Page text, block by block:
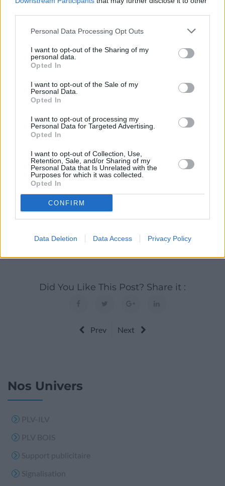
Personal Data Processing Opt Outs
I want to opt-out of the Sharing of my
personal data.
Opted In
I want to opt-out of the Sale of my
Personal Data.
Opted In
I want to opt-out of processing my
Personal Data for Targeted Advertising.
Opted In
I want to opt-out of Collection, Use,
Retention, Sale, and/or Sharing of my
Personal Data that Is Unrelated with the
Purposes for which it was collected.
Opted In
CONFIRM
Data Deletion Data Access Privacy Policy
Choisissez des visuels qui correspondent à votre image
de marque et à votre message publicitaire.
Variez les prises de vue. Vous disposerez d’une banque
d’images complète et réutilisable sur plusieurs supports.
Anticipez votre calendrier
2026, nous vous
accompagnons !
Notre équipe vous accompagne dans la création de vos
calendriers personnalisésen vous apportant des conseils
sur la mise en page, le choix des images et les finitions
adaptées à vos besoins.
Si vous souhaitez être guidé dans la préparation de vos
supports,contactez-nous dès maintenant. Nous serons ravis
de vous aider à concevoir des outils de communication
efficaces et à l’image de votre entreprise.
Did You Like This Post? Share it :
Prev Next
Nos Univers
PLV-ILV
PLV BOIS
Support publicitaire
Signalisation